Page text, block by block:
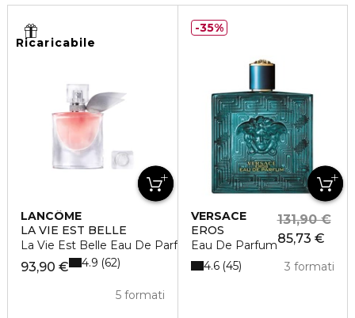
Ricaricabile
LANCÔME
LA VIE EST BELLE
La Vie Est Belle Eau De Parfum
93,90 €
5 formati
4.9 62
VERSACE
EROS
Eau De Parfum85,73 €
131,90 €
3 formati
4.6 45
35%